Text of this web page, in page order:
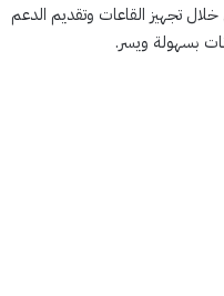
خلال تجهيز القاعات وتقديم الدعم
بسهولة ويسر.